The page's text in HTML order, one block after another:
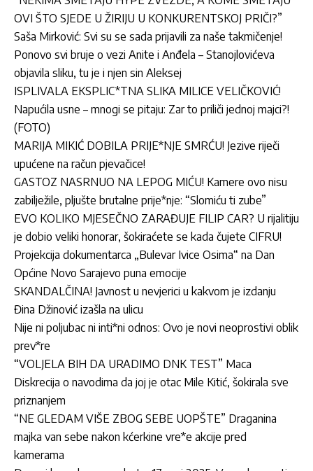
OVI ŠTO SJEDE U ŽIRIJU U KONKURENTSKOJ PRIČI?”
Saša Mirković: Svi su se sada prijavili za naše takmičenje!
Ponovo svi bruje o vezi Anite i Anđela – Stanojlovićeva
objavila sliku, tu je i njen sin Aleksej
ISPLIVALA EKSPLIC*TNA SLIKA MILICE VELIČKOVIĆ!
Napućila usne – mnogi se pitaju: Zar to priliči jednoj majci?!
(FOTO)
MARIJA MIKIĆ DOBILA PRIJE*NJE SMRĆU! Jezive riječi
upućene na račun pjevačice!
GASTOZ NASRNUO NA LEPOG MIĆU! Kamere ovo nisu
zabilježile, pljušte brutalne prije*nje: “Slomiću ti zube”
EVO KOLIKO MJESEČNO ZARAĐUJE FILIP CAR? U rijalitiju
je dobio veliki honorar, šokiraćete se kada čujete CIFRU!
Projekcija dokumentarca „Bulevar Ivice Osima“ na Dan
Općine Novo Sarajevo puna emocije
SKANDALČINA! Javnost u nevjerici u kakvom je izdanju
Đina Džinović izašla na ulicu
Nije ni poljubac ni inti*ni odnos: Ovo je novi neoprostivi oblik
prev*re
“VOLJELA BIH DA URADIMO DNK TEST” Maca
Diskrecija o navodima da joj je otac Mile Kitić, šokirala sve
priznanjem
“NE GLEDAM VIŠE ZBOG SEBE UOPŠTE” Draganina
majka van sebe nakon kćerkine vre*e akcije pred
kamerama